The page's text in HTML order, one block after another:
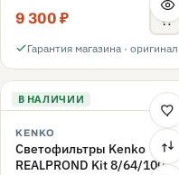
с переменной плотностью
ND3-ND400 62mm
9 300 ₽
Гарантия магазина · оригинал
В НАЛИЧИИ
KENKO
Светофильтры Kenko
REALPROND Kit 8/64/1000